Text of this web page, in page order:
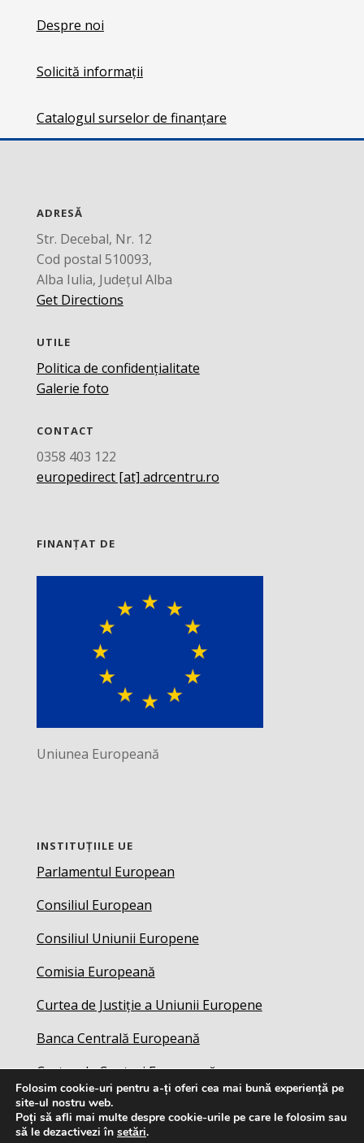
Despre noi
Solicită informații
Catalogul surselor de finanțare
ADRESĂ
Str. Decebal, Nr. 12
Cod postal 510093,
Alba Iulia, Județul Alba
Get Directions
UTILE
Politica de confidențialitate
Galerie foto
CONTACT
0358 403 122
europedirect [at] adrcentru.ro
FINANȚAT DE
Uniunea Europeană
INSTITUȚIILE UE
Parlamentul European
Consiliul European
Consiliul Uniunii Europene
Comisia Europeană
Curtea de Justiție a Uniunii Europene
Banca Centrală Europeană
Curtea de Conturi Europeană
Serviciul European de Acțiune Externă
Comitetul Economic și Social European
Folosim cookie-uri pentru a-ți oferi cea mai bună experiență pe
site-ul nostru web.
Poți să afli mai multe despre cookie-urile pe care le folosim sau
să le dezactivezi în setări.